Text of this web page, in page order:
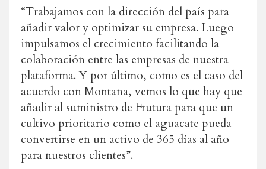
“Trabajamos con la dirección del país para
añadir valor y optimizar su empresa. Luego
impulsamos el crecimiento facilitando la
colaboración entre las empresas de nuestra
plataforma. Y por último, como es el caso del
acuerdo con Montana, vemos lo que hay que
añadir al suministro de Frutura para que un
cultivo prioritario como el aguacate pueda
convertirse en un activo de 365 días al año
para nuestros clientes”.